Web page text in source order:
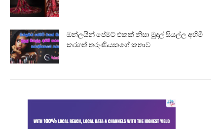
ඔන්ලයින් පේමට් එකක් නිසා මුදල් සියල්ල අහිමි
කරගත් තරුණියකගේ කතාව